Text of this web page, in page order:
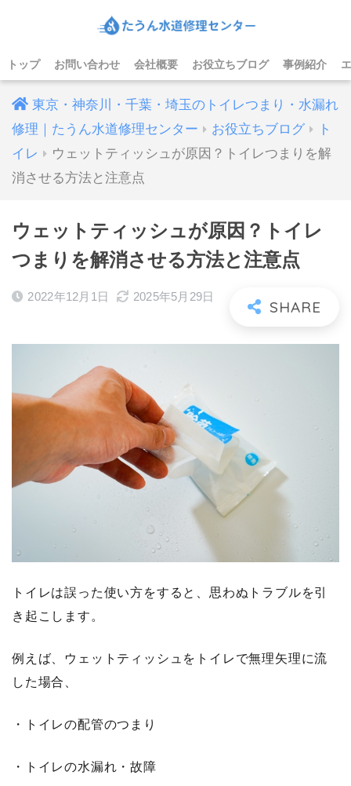
トップ お問い合わせ 会社概要 お役立ちブログ 事例紹介
東京・神奈川・千葉・埼玉のトイレつまり・水漏れ
修理｜たうん水道修理センター
お役立ちブログ
ト
イレ
ウェットティッシュが原因？トイレつまりを解
消させる方法と注意点
ウェットティッシュが原因？トイレ
つまりを解消させる方法と注意点
2022年12月1日 2025年5月29日
トイレは誤った使い方をすると、思わぬトラブルを引
き起こします。
例えば、ウェットティッシュをトイレで無理矢理に流
した場合、
・トイレの配管のつまり
・トイレの水漏れ・故障